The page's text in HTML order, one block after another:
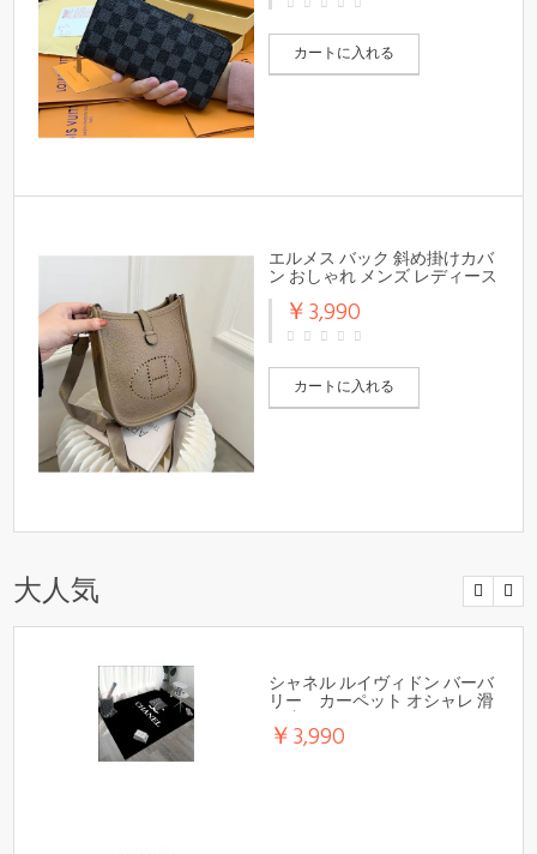
カートに入れる
エルメス バック 斜め掛けカバ
ン おしゃれ メンズ レディース
￥3,990
カートに入れる
大人気
シャネル ルイヴィドン バーバ
リー カーペット オシャレ 滑
り止め
￥3,990